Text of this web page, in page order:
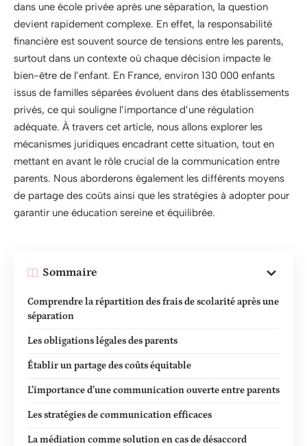
dans une école privée après une séparation, la question
devient rapidement complexe. En effet, la responsabilité
financière est souvent source de tensions entre les parents,
surtout dans un contexte où chaque décision impacte le
bien-être de l’enfant. En France, environ 130 000 enfants
issus de familles séparées évoluent dans des établissements
privés, ce qui souligne l’importance d’une régulation
adéquate. À travers cet article, nous allons explorer les
mécanismes juridiques encadrant cette situation, tout en
mettant en avant le rôle crucial de la communication entre
parents. Nous aborderons également les différents moyens
de partage des coûts ainsi que les stratégies à adopter pour
garantir une éducation sereine et équilibrée.
Sommaire
Comprendre la répartition des frais de scolarité après une
séparation
Les obligations légales des parents
Établir un partage des coûts équitable
L’importance d’une communication ouverte entre parents
Les stratégies de communication efficaces
La médiation comme solution en cas de désaccord